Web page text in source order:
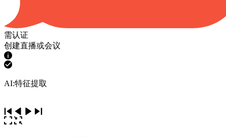
需认证
创建直播或会议
AI:特征提取